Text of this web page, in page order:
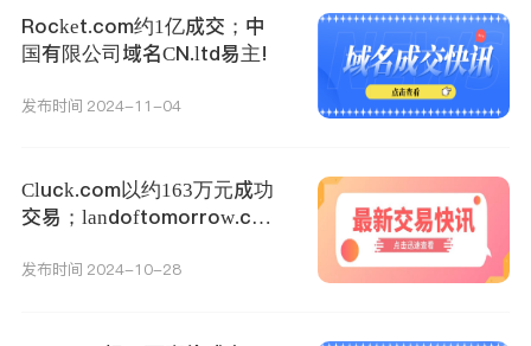
Rocket.com约1亿成交；中
国有限公司域名CN.ltd易主!
发布时间 2024-11-04
Cluck.com以约163万元成功
交易；landoftomorrow.com
发布时间 2024-10-28